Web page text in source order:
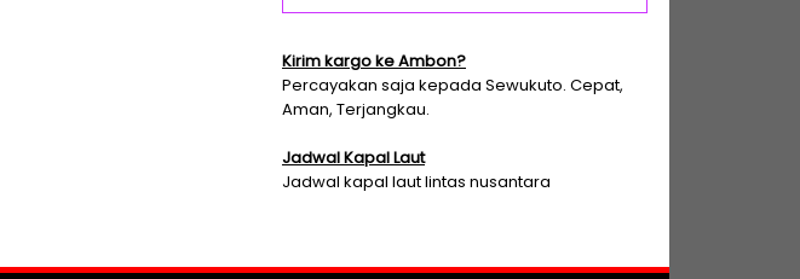
Kirim kargo ke Ambon?
Percayakan saja kepada Sewukuto. Cepat,
Aman, Terjangkau.
Jadwal Kapal Laut
Jadwal kapal laut lintas nusantara